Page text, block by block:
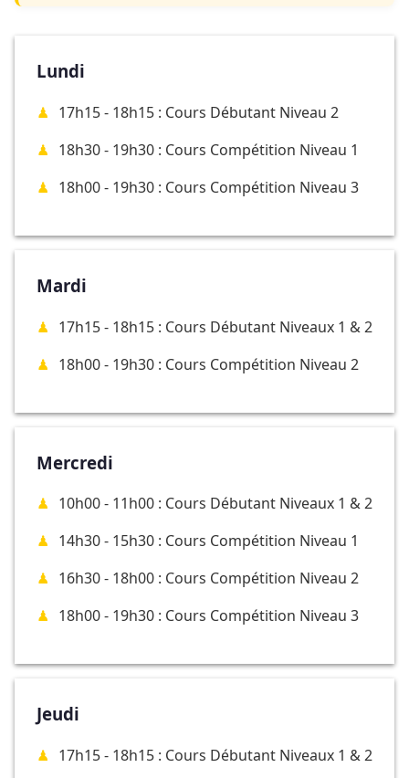
Lundi
17h15 - 18h15 : Cours Débutant Niveau 2
18h30 - 19h30 : Cours Compétition Niveau 1
18h00 - 19h30 : Cours Compétition Niveau 3
Mardi
17h15 - 18h15 : Cours Débutant Niveaux 1 & 2
18h00 - 19h30 : Cours Compétition Niveau 2
Mercredi
10h00 - 11h00 : Cours Débutant Niveaux 1 & 2
14h30 - 15h30 : Cours Compétition Niveau 1
16h30 - 18h00 : Cours Compétition Niveau 2
18h00 - 19h30 : Cours Compétition Niveau 3
Jeudi
17h15 - 18h15 : Cours Débutant Niveaux 1 & 2